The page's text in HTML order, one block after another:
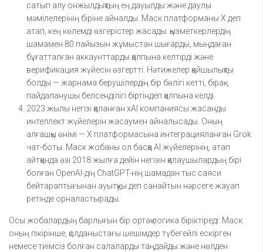
сатып алу онжылдықтың ең дауылды және даулы
мәмілелерінің біріне айналды. Маск платформаны X деп
атап, кең көлемді өзгерістер жасады: қызметкерлердің
шамамен 80 пайызын жұмыстан шығарды, мыңдаған
бұғатталған аккаунттарды қалпына келтірді және
верификация жүйесін өзгертті. Нәтижелер қайшылықты
болды — жарнама берушілердің бір бөлігі кетті, бірақ
пайдаланушы белсенділігі біртіндеп қалпына келді.
2023 жылы негізі қаланған xAI компаниясы жасанды
интеллект жүйелерін жасаумен айналысады. Оның
алғашқы өнімі — X платформасына интеграцияланған Grok
чат-боты. Маск жобаны ол басқа AI жүйелерінің, атап
айтқанда өзі 2018 жылға дейін негізін қалаушылардың бірі
болған OpenAI-дің ChatGPT-нің шамадан тыс саяси
бейтараптығынан ауытқуы деп санайтын нәрсеге жауап
ретінде орналастырады.
Осы жобалардың барлығын бір ортақ логика біріктіреді: Маск
оның пікірінше, қолданыстағы шешімдер түбегейлі ескірген
немесе тиімсіз болған салаларды таңдайды және нөлден